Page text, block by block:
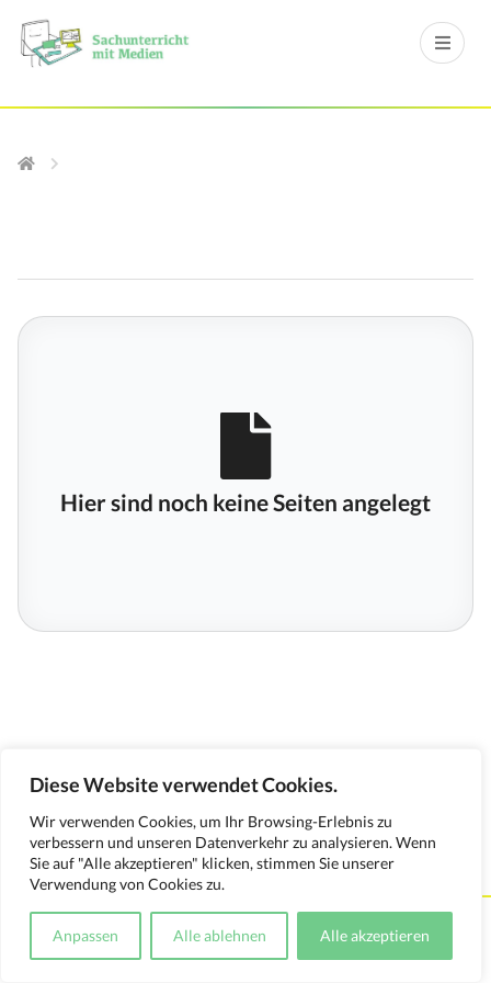
Diese Website verwendet Cookies.
Wir verwenden Cookies, um Ihr Browsing-Erlebnis zu
verbessern und unseren Datenverkehr zu analysieren. Wenn
Sie auf "Alle akzeptieren" klicken, stimmen Sie unserer
Verwendung von Cookies zu.
Anpassen Alle ablehnen Alle akzeptieren
Hier sind noch keine Seiten angelegt
Kontakt Impressum Datenschutzerklärung
Medienverwendungsnachweis